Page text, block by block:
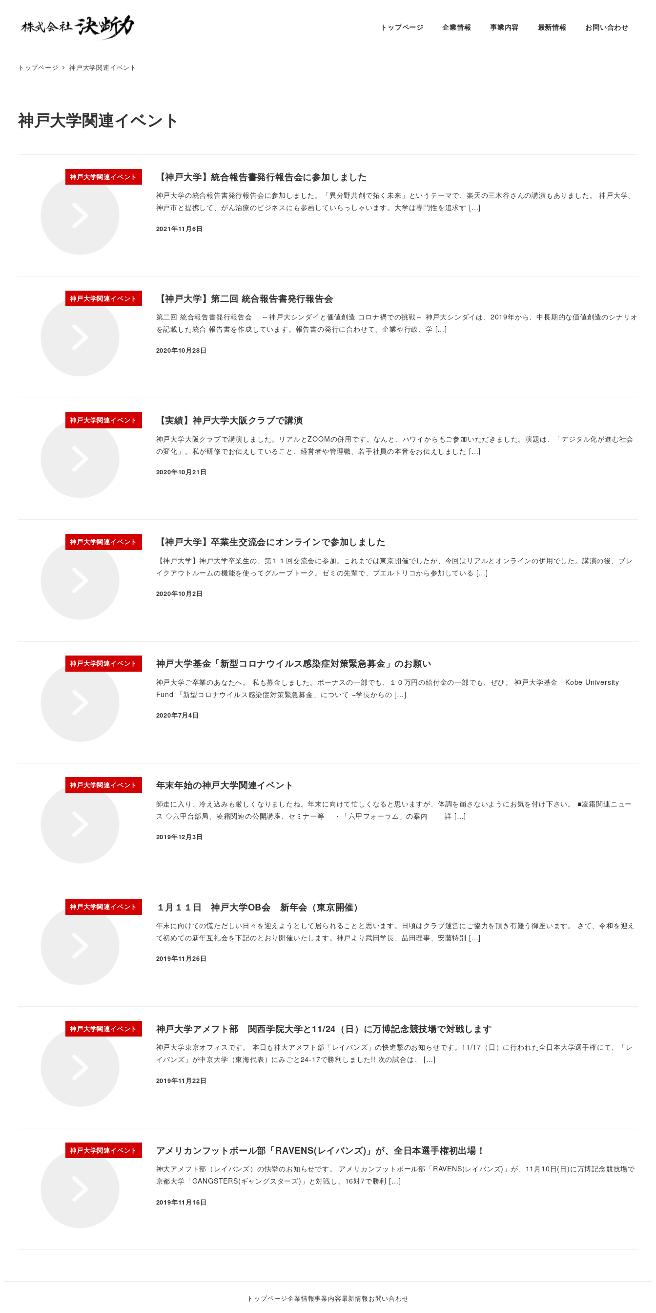
トップページ 企業情報 事業内容 最新情報 お問い合わせ
トップページ 神戸大学関連イベント
神戸大学関連イベント
神戸大学関連イベント 【神戸大学】統合報告書発行報告会に参加しました
神戸大学の統合報告書発行報告会に参加しました。「異分野共創で拓く未来」というテーマで、楽天の三木谷さんの講演もありました。 神戸大学、
神戸市と提携して、がん治療のビジネスにも参画していらっしゃいます。大学は専門性を追求す […]
2021年11月6日
神戸大学関連イベント 【神戸大学】第二回 統合報告書発行報告会
第二回 統合報告書発行報告会 ～神戸大シンダイと価値創造 コロナ禍での挑戦～ 神戸大シンダイは、2019年から、中長期的な価値創造のシナリオ
を記載した統合 報告書を作成しています。報告書の発行に合わせて、企業や行政、学 […]
2020年10月28日
神戸大学関連イベント 【実績】神戸大学大阪クラブで講演
神戸大学大阪クラブで講演しました。リアルとZOOMの併用です。なんと、ハワイからもご参加いただきました。演題は、「デジタル化が進む社会
の変化」。私が研修でお伝えしていること、経営者や管理職、若手社員の本音をお伝えしました […]
2020年10月21日
神戸大学関連イベント 【神戸大学】卒業生交流会にオンラインで参加しました
【神戸大学】神戸大学卒業生の、第１１回交流会に参加。これまでは東京開催でしたが、今回はリアルとオンラインの併用でした。講演の後、ブレ
イクアウトルームの機能を使ってグループトーク。ゼミの先輩で、プエルトリコから参加している […]
2020年10月2日
神戸大学関連イベント 神戸大学基金「新型コロナウイルス感染症対策緊急募金」のお願い
神戸大学ご卒業のあなたへ。 私も募金しました。ボーナスの一部でも、１０万円の給付金の一部でも、ぜひ。 神戸大学基金 Kobe University
Fund 「新型コロナウイルス感染症対策緊急募金」について −学長からの […]
2020年7月4日
神戸大学関連イベント 年末年始の神戸大学関連イベント
師走に入り、冷え込みも厳しくなりましたね。年末に向けて忙しくなると思いますが、体調を崩さないようにお気を付け下さい。 ■凌霜関連ニュー
ス ◇六甲台部局、凌霜関連の公開講座、セミナー等 ・「六甲フォーラム」の案内 詳 […]
2019年12月3日
神戸大学関連イベント １月１１日 神戸大学OB会 新年会（東京開催）
年末に向けての慌ただしい日々を迎えようとして居られることと思います。日頃はクラブ運営にご協力を頂き有難う御座います。 さて、令和を迎え
て初めての新年互礼会を下記のとおり開催いたします。神戸より武田学長、品田理事、安藤特別 […]
2019年11月26日
神戸大学関連イベント 神戸大学アメフト部 関西学院大学と11/24（日）に万博記念競技場で対戦します
神戸大学東京オフィスです。 本日も神大アメフト部「レイバンズ」の快進撃のお知らせです。11/17（日）に行われた全日本大学選手権にて、「レ
イバンズ」が中京大学（東海代表）にみごと24-17で勝利しました!! 次の試合は、 […]
2019年11月22日
神戸大学関連イベント アメリカンフットボール部「RAVENS(レイバンズ)」が、全日本選手権初出場！
神大アメフト部（レイバンズ）の快挙のお知らせです。 アメリカンフットボール部「RAVENS(レイバンズ)」が、11月10日(日)に万博記念競技場で
京都大学「GANGSTERS(ギャングスターズ)」と対戦し、16対7で勝利 […]
2019年11月16日
トップページ企業情報事業内容最新情報お問い合わせ